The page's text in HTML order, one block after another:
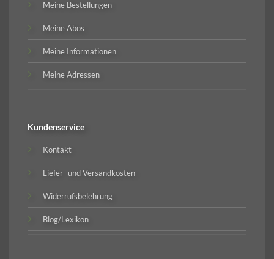
Meine Bestellungen
Meine Abos
Meine Informationen
Meine Adressen
Kundenservice
Kontakt
Liefer- und Versandkosten
Widerrufsbelehrung
Blog/Lexikon